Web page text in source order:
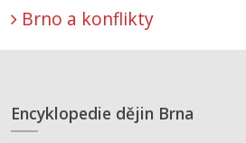
Brno a konflikty
Encyklopedie dějin Brna